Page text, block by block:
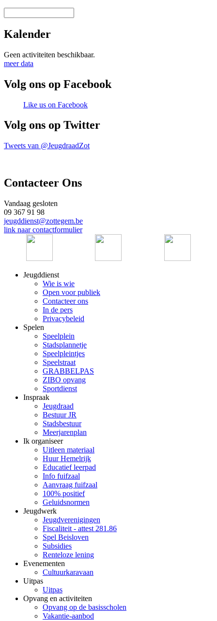
Kalender
Geen activiteiten beschikbaar.
meer data
Volg ons op Facebook
Like us on Facebook
Volg ons op Twitter
Tweets van @JeugdraadZot
Contacteer Ons
Vandaag gesloten
09 367 91 98
jeugddienst@zottegem.be
link naar contactformulier
Jeugddienst
Wie is wie
Open voor publiek
Contacteer ons
In de pers
Privacybeleid
Spelen
Speelplein
Stadsplannetje
Speelpleintjes
Speelstraat
GRABBELPAS
ZIBO opvang
Sportdienst
Inspraak
Jeugdraad
Bestuur JR
Stadsbestuur
Meerjarenplan
Ik organiseer
Uitleen materiaal
Huur Hemelrijk
Educatief leerpad
Info fuifzaal
Aanvraag fuifzaal
100% positief
Geluidsnormen
Jeugdwerk
Jeugdverenigingen
Fiscaliteit - attest 281.86
Spel Beisloven
Subsidies
Renteloze lening
Evenementen
Cultuurkaravaan
Uitpas
Uitpas
Opvang en activiteiten
Opvang op de basisscholen
Vakantie-aanbod